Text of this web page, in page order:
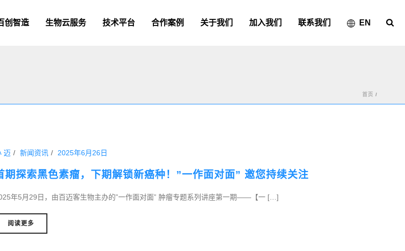
创智造 生物云服务 技术平台 合作案例 关于我们 加入我们 联系我们 EN
首页 /
迈 新闻资讯 2025年6月26日
期探索黑色素瘤，下期解锁新癌种！”一作面对面” 邀您持续关注
年5月29日，由百迈客生物主办的”一作面对面” 肿瘤专题系列讲座第一期——【一 […]
阅读更多